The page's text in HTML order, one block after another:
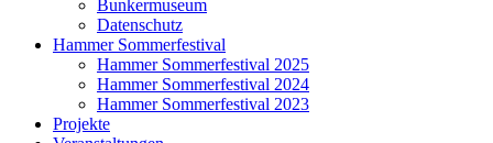
Bunkermuseum
Datenschutz
Hammer Sommerfestival
Hammer Sommerfestival 2025
Hammer Sommerfestival 2024
Hammer Sommerfestival 2023
Projekte